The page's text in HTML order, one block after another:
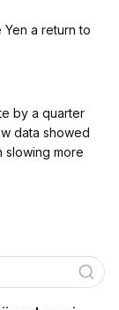
a return to
by a quarter
data showed
slowing more